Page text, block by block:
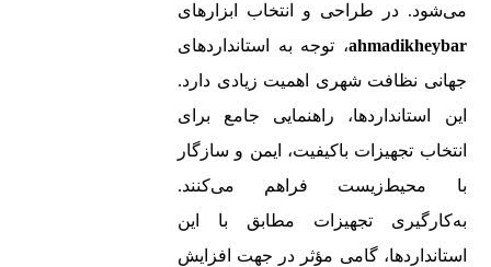
می‌شود. در طراحی و انتخاب ابزارهای
ahmadikheybar، توجه به استانداردهای
جهانی نظافت شهری اهمیت زیادی دارد.
این استانداردها، راهنمایی جامع برای
انتخاب تجهیزات باکیفیت، ایمن و سازگار
با محیط‌زیست فراهم می‌کنند.
به‌کارگیری تجهیزات مطابق با این
استانداردها، گامی مؤثر در جهت افزایش